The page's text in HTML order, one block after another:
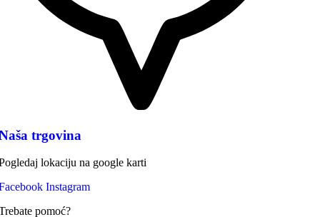
trgovina
lokaciju na google karti
Instagram
pomoć?